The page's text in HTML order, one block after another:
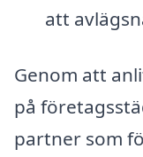
att
Genom att
på
partner som